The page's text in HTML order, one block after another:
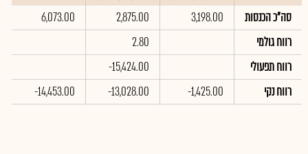
סה"כ הכנסות
3,198.00
2,875.00
6,073.00
רווח גולמי
2.80
רווח תפעולי
-15,424.00
רווח נקי
-1,425.00
-13,028.00
-14,453.00